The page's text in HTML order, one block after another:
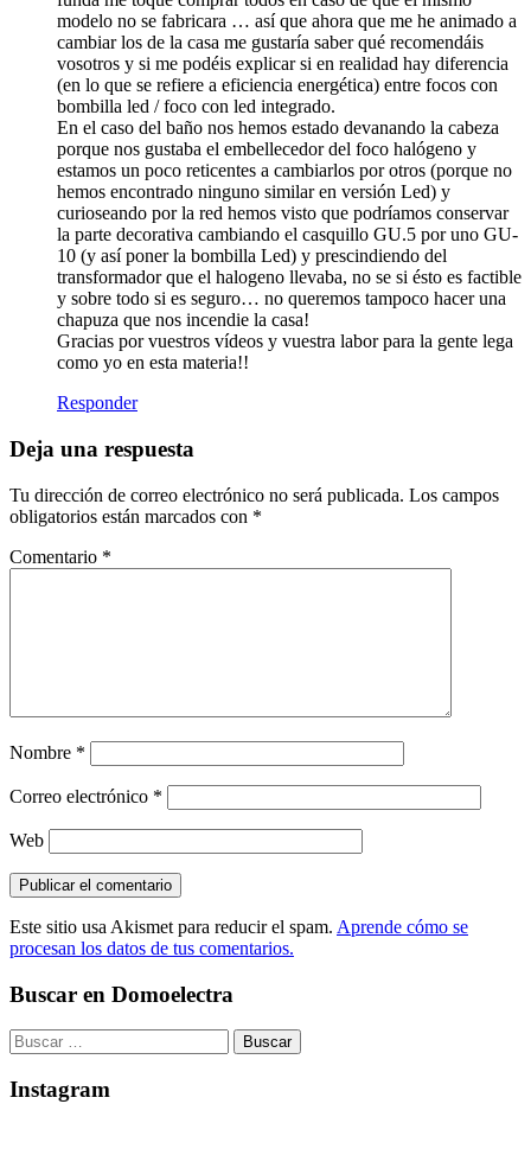
modelo no se fabricara … así que ahora que me he animado a
cambiar los de la casa me gustaría saber qué recomendáis
vosotros y si me podéis explicar si en realidad hay diferencia
(en lo que se refiere a eficiencia energética) entre focos con
bombilla led / foco con led integrado.
En el caso del baño nos hemos estado devanando la cabeza
porque nos gustaba el embellecedor del foco halógeno y
estamos un poco reticentes a cambiarlos por otros (porque no
hemos encontrado ninguno similar en versión Led) y
curioseando por la red hemos visto que podríamos conservar
la parte decorativa cambiando el casquillo GU.5 por uno GU-
10 (y así poner la bombilla Led) y prescindiendo del
transformador que el halogeno llevaba, no se si ésto es factible
y sobre todo si es seguro… no queremos tampoco hacer una
chapuza que nos incendie la casa!
Gracias por vuestros vídeos y vuestra labor para la gente lega
como yo en esta materia!!
Responder
Deja una respuesta
Tu dirección de correo electrónico no será publicada. Los campos
obligatorios están marcados con *
Comentario *
Nombre *
Correo electrónico *
Web
Este sitio usa Akismet para reducir el spam. Aprende cómo se
procesan los datos de tus comentarios.
Buscar en Domoelectra
Buscar:
Instagram